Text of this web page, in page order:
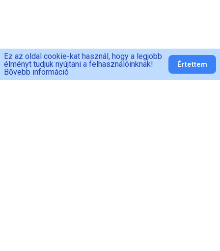
Ez az oldal cookie-kat használ, hogy a legjobb
élményt tudjuk nyújtani a felhasználóinknak!
Bővebb információ
Értettem